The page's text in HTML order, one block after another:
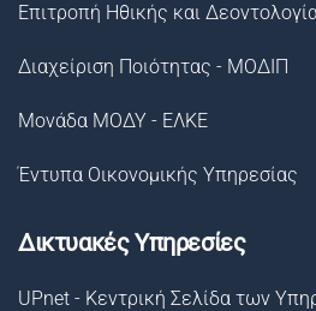
Επιτροπή Ηθικής και
Διαχείριση Ποιότητας - ΜΟΔΙΠ
Μονάδα ΜΟΔΥ - ΕΛΚΕ
Έντυπα Οικονομικής Υπηρεσίας
Δικτυακές Υπηρεσίες
UPnet - Κεντρική Σελίδα των